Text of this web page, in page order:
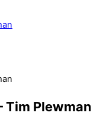
Tim Plewman